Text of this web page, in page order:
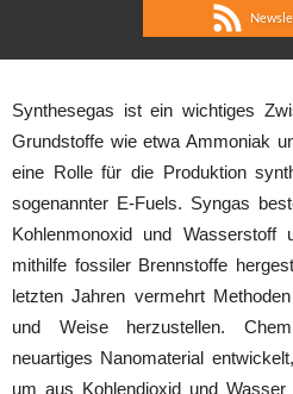
Synthesegas ist ein wichtiges
Grundstoffe wie etwa Ammoniak
eine Rolle für die Produktion
sogenannter E-Fuels. Syngas
Kohlenmonoxid und
mithilfe fossiler Brennstoffe
letzten Jahren vermehrt
und Weise herzustellen.
neuartiges Nanomaterial
um aus Kohlendioxid und